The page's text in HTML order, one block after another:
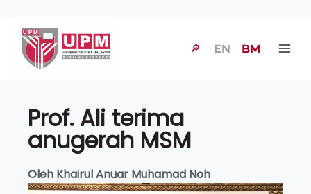
🔎 EN BM
Prof. Ali terima
anugerah MSM
Oleh Khairul Anuar Muhamad Noh